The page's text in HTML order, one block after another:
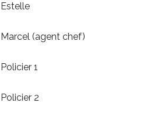
Estelle
Marcel (agent chef)
Policier 1
Policier 2 Jean-